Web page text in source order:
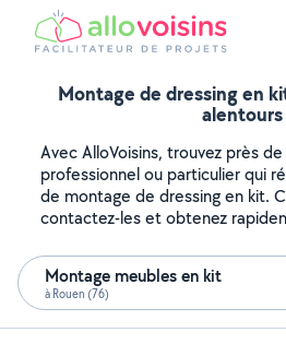
Montage de dressing en
alentours
Avec AlloVoisins, trouvez près
professionnel ou particulier qui
de montage de dressing en kit.
contactez-les et obtenez
Montage meubles en kit
à Rouen (76)